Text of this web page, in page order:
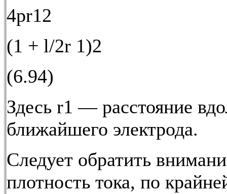
4pr12
(1 + l/2r 1)2
(6.94)
Здесь r1 — расстояние
ближайшего электрода.
Следует обратить
плотность тока, по